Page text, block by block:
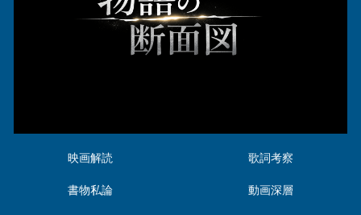
映画解読 歌詞考察
書物私論 動画深層